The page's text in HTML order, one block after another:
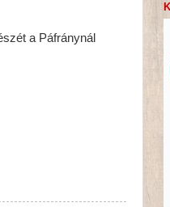
a Páfránynál